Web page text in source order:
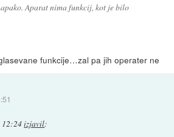
Aparat nima funkcij, kot je bilo
funkcije…zal pa jih operater ne
12:24izjavil: